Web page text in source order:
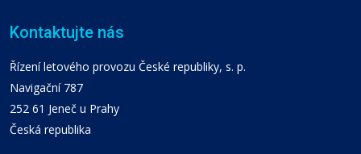
Kontaktujte nás
Řízení letového provozu České republiky, s. p.
Navigační 787
252 61 Jeneč u Prahy
Česká republika